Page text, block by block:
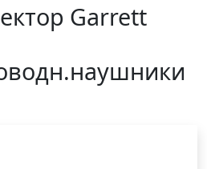
Garrett